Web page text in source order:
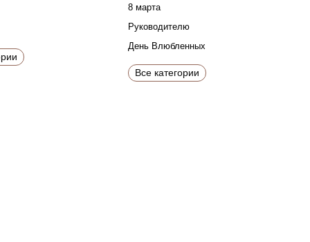
8 марта
Руководителю
День Влюбленных
Все категории